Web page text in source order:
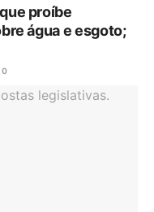
proíbe
água e esgoto;
0